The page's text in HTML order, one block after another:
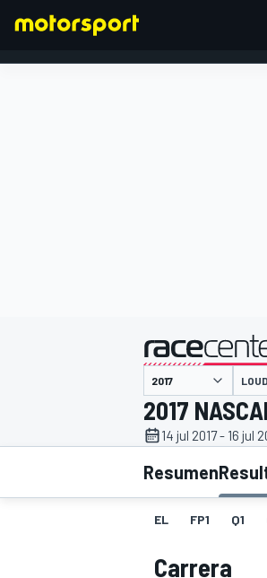
INDYCAR
2017
14 jul 2017 - 16 jul
Resumen
EL FP1 Q1
Carrera